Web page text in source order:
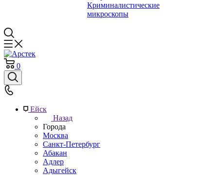
Криминалистические
микроскопы
0
Ейск
Назад
Города
Москва
Санкт-Петербург
Абакан
Адлер
Адыгейск